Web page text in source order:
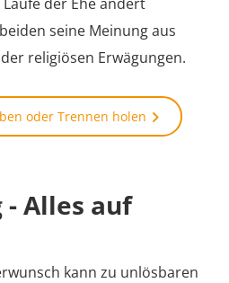
seine Meinung aus
religiösen Erwägungen.
oder Trennen holen
- Alles auf
kann zu unlösbaren